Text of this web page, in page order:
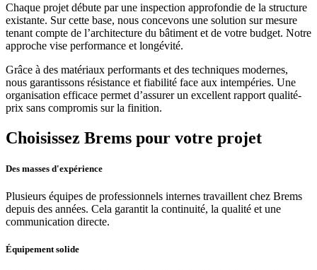
Chaque projet débute par une inspection approfondie de la structure
existante. Sur cette base, nous concevons une solution sur mesure
tenant compte de l’architecture du bâtiment et de votre budget. Notre
approche vise performance et longévité.
Grâce à des matériaux performants et des techniques modernes,
nous garantissons résistance et fiabilité face aux intempéries. Une
organisation efficace permet d’assurer un excellent rapport qualité-
prix sans compromis sur la finition.
Choisissez Brems pour votre projet
Des masses d'expérience
Plusieurs équipes de professionnels internes travaillent chez Brems
depuis des années. Cela garantit la continuité, la qualité et une
communication directe.
Équipement solide